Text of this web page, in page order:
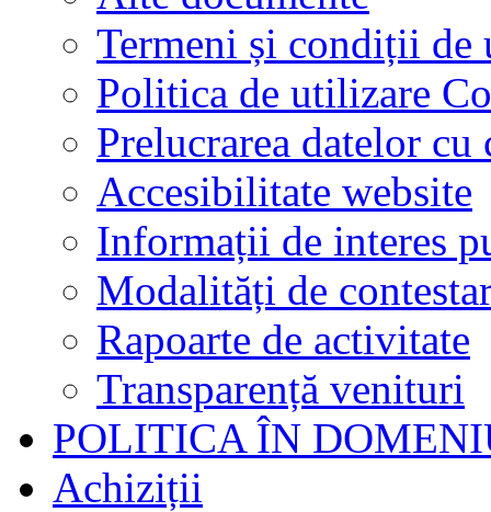
Termeni și condiții de
Politica de utilizare
Prelucrarea datelor cu
Accesibilitate website
Informații de interes
Modalități de
Rapoarte de activitate
Transparență venituri
POLITICA ÎN
Achiziții